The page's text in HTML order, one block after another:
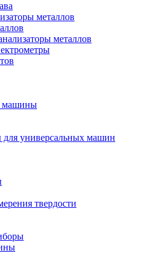
металлов
металлов
машины
для универсальных машин
твердости